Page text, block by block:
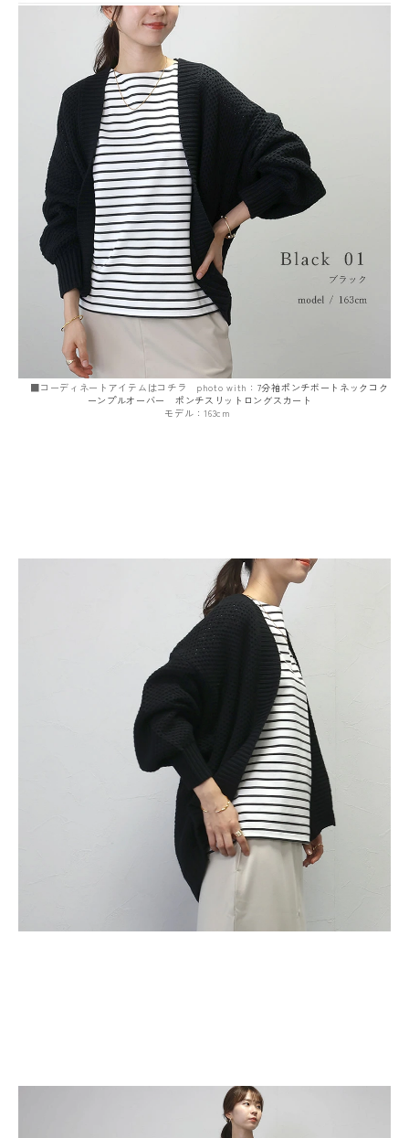
■コーディネートアイテムはコチラ photo with： 7分袖ポンチボートネックコク
ーンプルオーバー
ポンチスリットロングスカート
モデル：163cm